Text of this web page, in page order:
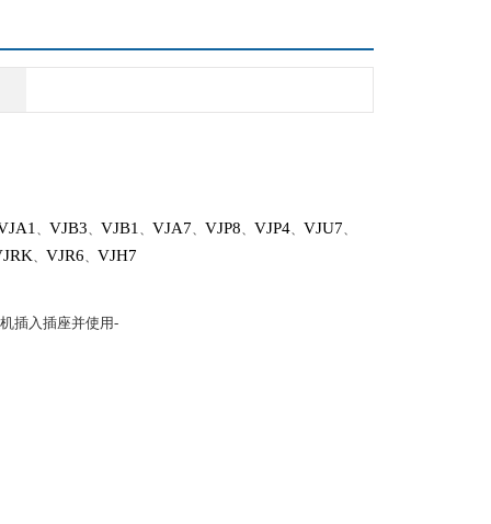
、 VJB3、 VJB1 、 VJA7、 VJP8、 VJP4、 VJU7、
、 VJR6、 VJH7
插入插座并使用-